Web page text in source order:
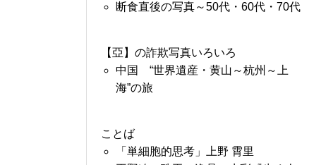
断食直後の写真～50代・60代・70代
【亞】の詐欺写真いろいろ
中国 “世界遺産・黄山～杭州～上
海”の旅
ことば
「単細胞的思考」上野 霄里